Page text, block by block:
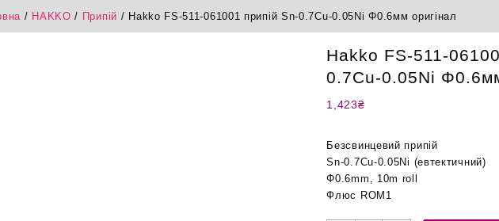
/ HAKKO / Припій / Hakko FS-511-061001 припій Sn-0.7Cu-0.05Ni Φ0.6мм оригінал
Hakko FS-511-
0.7Cu-0.05Ni
1,423₴
Безсвинцевий припій
Sn-0.7Cu-0.05Ni (евтектичний)
Φ0.6mm, 10m roll
Флюс ROM1